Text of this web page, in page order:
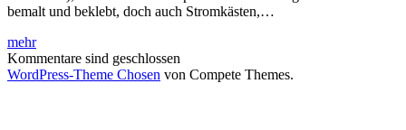
bemalt und beklebt, doch auch Stromkästen,…
mehrStreetart
Kommentare sind geschlossen
WordPress-Theme Chosen von Compete Themes.